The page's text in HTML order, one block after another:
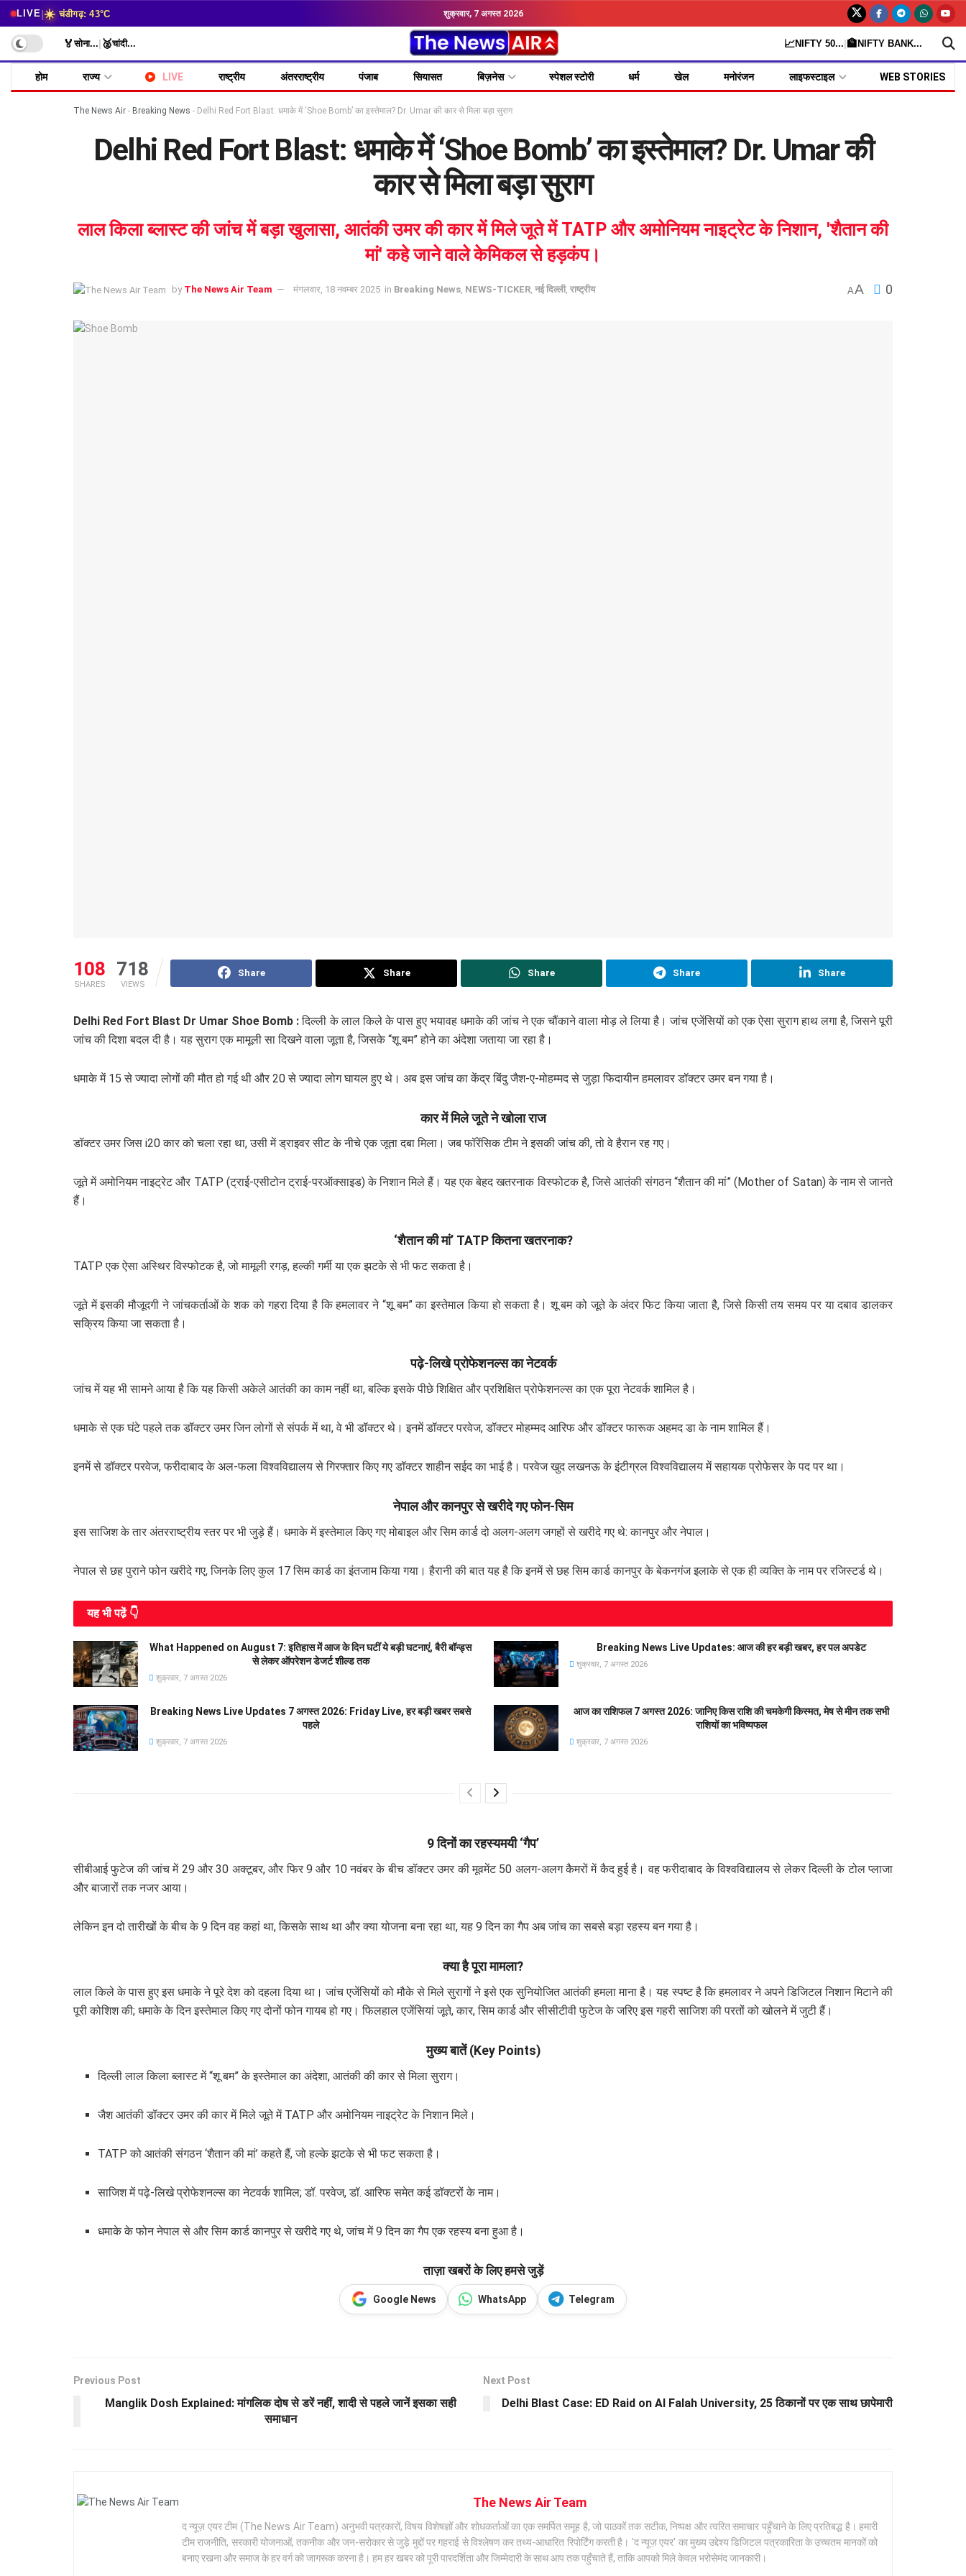
LIVE|☀️ चंडीगढ़: 43°C शुक्रवार, 7 अगस्त 2026
🏅सोना... 🥈चांदी... 📈NIFTY 50... 🏦NIFTY BANK...
होम राज्य LIVE राष्ट्रीय अंतरराष्ट्रीय पंजाब सियासत बिज़नेस स्पेशल स्टोरी धर्म खेल मनोरंजन लाइफस्टाइल WEB STORIES
The News Air - Breaking News - Delhi Red Fort Blast: धमाके में ‘Shoe Bomb’ का इस्तेमाल? Dr. Umar की कार से मिला बड़ा सुराग
Delhi Red Fort Blast: धमाके में ‘Shoe Bomb’ का इस्तेमाल? Dr. Umar की
कार से मिला बड़ा सुराग
लाल किला ब्लास्ट की जांच में बड़ा खुलासा, आतंकी उमर की कार में मिले जूते में TATP और अमोनियम नाइट्रेट के निशान, 'शैतान की
मां' कहे जाने वाले केमिकल से हड़कंप।
by The News Air Team मंगलवार, 18 नवम्बर 2025 in Breaking News, NEWS-TICKER, नई दिल्ली, राष्ट्रीय AA 0
108
SHARES
718
VIEWS
Share Share Share Share Share
Delhi Red Fort Blast Dr Umar Shoe Bomb :दिल्ली के लाल किले के पास हुए भयावह धमाके की जांच ने एक चौंकाने वाला मोड़ ले लिया है। जांच एजेंसियों को एक ऐसा सुराग हाथ लगा है, जिसने पूरी
जांच की दिशा बदल दी है। यह सुराग एक मामूली सा दिखने वाला जूता है, जिसके “शू बम” होने का अंदेशा जताया जा रहा है।
धमाके में 15 से ज्यादा लोगों की मौत हो गई थी और 20 से ज्यादा लोग घायल हुए थे। अब इस जांच का केंद्र बिंदु जैश-ए-मोहम्मद से जुड़ा फिदायीन हमलावर डॉक्टर उमर बन गया है।
कार में मिले जूते ने खोला राज
डॉक्टर उमर जिस i20 कार को चला रहा था, उसी में ड्राइवर सीट के नीचे एक जूता दबा मिला। जब फॉरेंसिक टीम ने इसकी जांच की, तो वे हैरान रह गए।
जूते में अमोनियम नाइट्रेट और TATP (ट्राई-एसीटोन ट्राई-परऑक्साइड) के निशान मिले हैं। यह एक बेहद खतरनाक विस्फोटक है, जिसे आतंकी संगठन “शैतान की मां” (Mother of Satan) के नाम से जानते
हैं।
‘शैतान की मां’ TATP कितना खतरनाक?
TATP एक ऐसा अस्थिर विस्फोटक है, जो मामूली रगड़, हल्की गर्मी या एक झटके से भी फट सकता है।
जूते में इसकी मौजूदगी ने जांचकर्ताओं के शक को गहरा दिया है कि हमलावर ने “शू बम” का इस्तेमाल किया हो सकता है। शू बम को जूते के अंदर फिट किया जाता है, जिसे किसी तय समय पर या दबाव डालकर
सक्रिय किया जा सकता है।
पढ़े-लिखे प्रोफेशनल्स का नेटवर्क
जांच में यह भी सामने आया है कि यह किसी अकेले आतंकी का काम नहीं था, बल्कि इसके पीछे शिक्षित और प्रशिक्षित प्रोफेशनल्स का एक पूरा नेटवर्क शामिल है।
धमाके से एक घंटे पहले तक डॉक्टर उमर जिन लोगों से संपर्क में था, वे भी डॉक्टर थे। इनमें डॉक्टर परवेज, डॉक्टर मोहम्मद आरिफ और डॉक्टर फारूक अहमद डा के नाम शामिल हैं।
इनमें से डॉक्टर परवेज, फरीदाबाद के अल-फला विश्वविद्यालय से गिरफ्तार किए गए डॉक्टर शाहीन सईद का भाई है। परवेज खुद लखनऊ के इंटीग्रल विश्वविद्यालय में सहायक प्रोफेसर के पद पर था।
नेपाल और कानपुर से खरीदे गए फोन-सिम
इस साजिश के तार अंतरराष्ट्रीय स्तर पर भी जुड़े हैं। धमाके में इस्तेमाल किए गए मोबाइल और सिम कार्ड दो अलग-अलग जगहों से खरीदे गए थे: कानपुर और नेपाल।
नेपाल से छह पुराने फोन खरीदे गए, जिनके लिए कुल 17 सिम कार्ड का इंतजाम किया गया। हैरानी की बात यह है कि इनमें से छह सिम कार्ड कानपुर के बेकनगंज इलाके से एक ही व्यक्ति के नाम पर रजिस्टर्ड थे।
यह भी पढे़ं 👇
What Happened on August 7: इतिहास में आज के दिन घटीं ये बड़ी घटनाएं, बैरी बॉन्ड्स
से लेकर ऑपरेशन डेजर्ट शील्ड तक
शुक्रवार, 7 अगस्त 2026
Breaking News Live Updates: आज की हर बड़ी खबर, हर पल अपडेट
शुक्रवार, 7 अगस्त 2026
Breaking News Live Updates 7 अगस्त 2026: Friday Live, हर बड़ी खबर सबसे
पहले
शुक्रवार, 7 अगस्त 2026
आज का राशिफल 7 अगस्त 2026: जानिए किस राशि की चमकेगी किस्मत, मेष से मीन तक सभी
राशियों का भविष्यफल
शुक्रवार, 7 अगस्त 2026
9 दिनों का रहस्यमयी ‘गैप’
सीबीआई फुटेज की जांच में 29 और 30 अक्टूबर, और फिर 9 और 10 नवंबर के बीच डॉक्टर उमर की मूवमेंट 50 अलग-अलग कैमरों में कैद हुई है। वह फरीदाबाद के विश्वविद्यालय से लेकर दिल्ली के टोल प्लाजा
और बाजारों तक नजर आया।
लेकिन इन दो तारीखों के बीच के 9 दिन वह कहां था, किसके साथ था और क्या योजना बना रहा था, यह 9 दिन का गैप अब जांच का सबसे बड़ा रहस्य बन गया है।
क्या है पूरा मामला?
लाल किले के पास हुए इस धमाके ने पूरे देश को दहला दिया था। जांच एजेंसियों को मौके से मिले सुरागों ने इसे एक सुनियोजित आतंकी हमला माना है। यह स्पष्ट है कि हमलावर ने अपने डिजिटल निशान मिटाने की
पूरी कोशिश की; धमाके के दिन इस्तेमाल किए गए दोनों फोन गायब हो गए। फिलहाल एजेंसियां जूते, कार, सिम कार्ड और सीसीटीवी फुटेज के जरिए इस गहरी साजिश की परतों को खोलने में जुटी हैं।
मुख्य बातें (Key Points)
दिल्ली लाल किला ब्लास्ट में “शू बम” के इस्तेमाल का अंदेशा, आतंकी की कार से मिला सुराग।
जैश आतंकी डॉक्टर उमर की कार में मिले जूते में TATP और अमोनियम नाइट्रेट के निशान मिले।
TATP को आतंकी संगठन ‘शैतान की मां’ कहते हैं, जो हल्के झटके से भी फट सकता है।
साजिश में पढ़े-लिखे प्रोफेशनल्स का नेटवर्क शामिल; डॉ. परवेज, डॉ. आरिफ समेत कई डॉक्टरों के नाम।
धमाके के फोन नेपाल से और सिम कार्ड कानपुर से खरीदे गए थे, जांच में 9 दिन का गैप एक रहस्य बना हुआ है।
ताज़ा खबरों के लिए हमसे जुड़ें
Google News WhatsApp Telegram
Previous Post
Manglik Dosh Explained: मांगलिक दोष से डरें नहीं, शादी से पहले जानें इसका सही
समाधान
Next Post
Delhi Blast Case: ED Raid on Al Falah University, 25 ठिकानों पर एक साथ छापेमारी
The News Air Team
द न्यूज़ एयर टीम (The News Air Team) अनुभवी पत्रकारों, विषय विशेषज्ञों और शोधकर्ताओं का एक समर्पित समूह है, जो पाठकों तक सटीक, निष्पक्ष और त्वरित समाचार पहुँचाने के लिए प्रतिबद्ध है। हमारी
टीम राजनीति, सरकारी योजनाओं, तकनीक और जन-सरोकार से जुड़े मुद्दों पर गहराई से विश्लेषण कर तथ्य-आधारित रिपोर्टिंग करती है। 'द न्यूज़ एयर' का मुख्य उद्देश्य डिजिटल पत्रकारिता के उच्चतम मानकों को
बनाए रखना और समाज के हर वर्ग को जागरूक करना है। हम हर खबर को पूरी पारदर्शिता और जिम्मेदारी के साथ आप तक पहुँचाते हैं, ताकि आपको मिले केवल भरोसेमंद जानकारी।